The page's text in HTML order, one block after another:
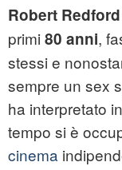
Robert Redford
primi 80 anni,
stessi e
sempre un sex
ha interpretato
tempo si è
cinema